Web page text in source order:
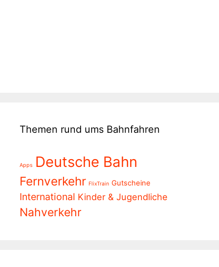
Themen rund ums Bahnfahren
Apps Deutsche Bahn
Fernverkehr FlixTrain Gutscheine
International Kinder & Jugendliche
Nahverkehr